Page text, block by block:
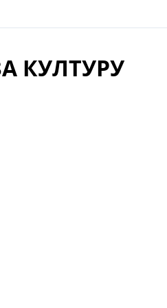
КУЛТУРУ